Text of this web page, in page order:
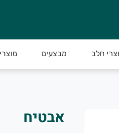
חלב מבצעים
אבטיח